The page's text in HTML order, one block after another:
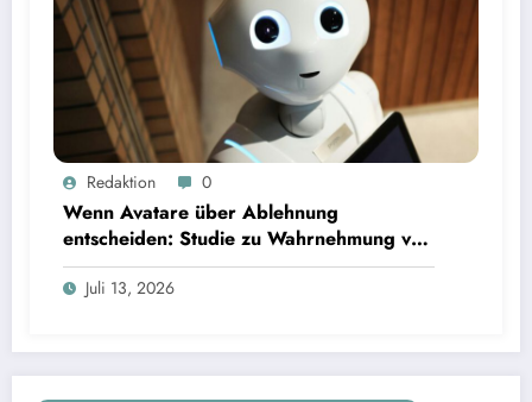
InterviewsRedaktion 0
Wenn Avatare über Ablehnung
entscheiden: Studie zu Wahrnehmung von
Fairness bei KI-Interviews
Juli 13, 2026